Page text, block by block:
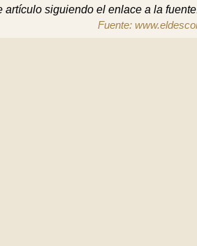
artículo siguiendo el enlace a la
Fuente: